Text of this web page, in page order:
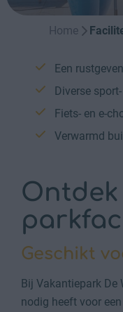
Home
Een
Diverse
Fiets- en e-
Verwarmd
Ontdek
Geschikt
Bij Vakantiepark
nodig heeft voor